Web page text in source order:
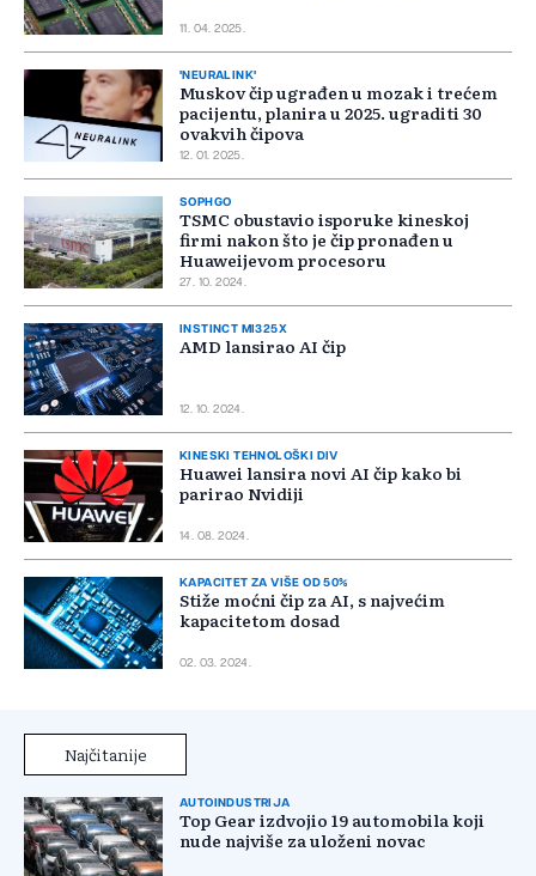
11. 04. 2025.
'NEURALINK'
Muskov čip ugrađen u mozak i trećem
pacijentu, planira u 2025. ugraditi 30
ovakvih čipova
12. 01. 2025.
SOPHGO
TSMC obustavio isporuke kineskoj
firmi nakon što je čip pronađen u
Huaweijevom procesoru
27. 10. 2024.
INSTINCT MI325X
AMD lansirao AI čip
12. 10. 2024.
KINESKI TEHNOLOŠKI DIV
Huawei lansira novi AI čip kako bi
parirao Nvidiji
14. 08. 2024.
KAPACITET ZA VIŠE OD 50%
Stiže moćni čip za AI, s najvećim
kapacitetom dosad
02. 03. 2024.
Najčitanije
AUTOINDUSTRIJA
Top Gear izdvojio 19 automobila koji
nude najviše za uloženi novac